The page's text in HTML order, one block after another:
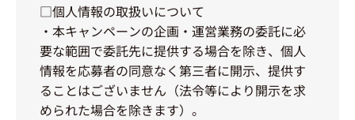
□個人情報の取扱いについて
・本キャンペーンの企画・運営業務の委託に必
要な範囲で委託先に提供する場合を除き、個人
情報を応募者の同意なく第三者に開示、提供す
ることはございません（法令等により開示を求
められた場合を除きます）。